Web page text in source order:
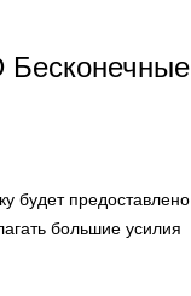
Бесконечные
будет предоставлено
большие усилия